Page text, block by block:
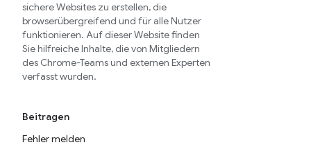
sichere Websites zu erstellen, die
browserübergreifend und für alle Nutzer
funktionieren. Auf dieser Website finden
Sie hilfreiche Inhalte, die von Mitgliedern
des Chrome-Teams und externen Experten
verfasst wurden.
Beitragen
Fehler melden